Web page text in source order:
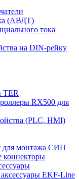
(АВДТ)
тока
на DIN-рейку
TER
RX500 для
(PLC, HMI)
для монтажа СИП
коннекторы
EKF-Line